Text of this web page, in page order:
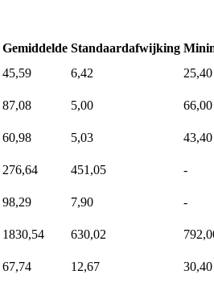
Gemiddelde Standaardafwijking
45,59 6,42 25,40
87,08 5,00 66,00
60,98 5,03 43,40
276,64 451,05 -
98,29 7,90 -
1830,54 630,02
67,74 12,67 30,40